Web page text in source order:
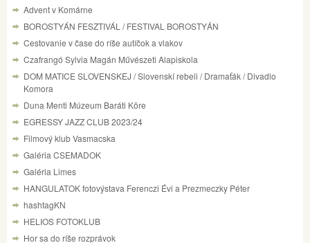
Advent v Komárne
BOROSTYÁN FESZTIVÁL / FESTIVAL BOROSTYÁN
Cestovanie v čase do ríše autíčok a vlakov
Czafrangó Sylvia Magán Művészeti Alapiskola
DOM MATICE SLOVENSKEJ / Slovenskí rebeli / Dramaťák / Divadlo
Komora
Duna Menti Múzeum Baráti Köre
EGRESSY JAZZ CLUB 2023/24
Filmový klub Vasmacska
Galéria CSEMADOK
Galéria Limes
HANGULATOK fotovýstava Ferenczi Évi a Prezmeczky Péter
hashtagKN
HELIOS FOTOKLUB
Hor sa do ríše rozprávok